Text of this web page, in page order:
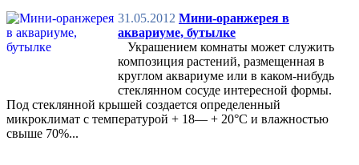
31.05.2012 Мини-оранжерея в
аквариуме, бутылке
Украшением комнаты может служить
композиция растений, размещенная в
круглом аквариуме или в каком-нибудь
стеклянном сосуде интересной формы.
Под стеклянной крышей создается определенный
микроклимат с температурой + 18— + 20°С и влажностью
свыше 70%...